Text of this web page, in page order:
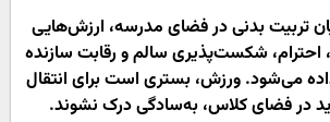
تربیت بدنی در فضای مدرسه، ارزش‌هایی
شکست‌پذیری سالم و رقابت سازنده
می‌شود. ورزش، بستری است برای انتقال
در فضای کلاس، به‌سادگی درک نشوند.